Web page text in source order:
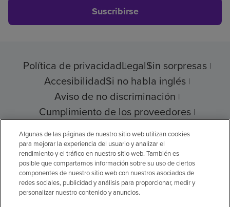
Suscribirse
Política de privacidadLegalSin sorpresas
AccesibilidadSi no habla inglés
Aviso de no discriminación
Cumplimiento de los proveedores
© 2026 Encompass Health Corporation
Preferencias de cookies
Algunas de las páginas de nuestro sitio web utilizan cookies
para mejorar la experiencia del usuario y analizar el
rendimiento y el tráfico en nuestro sitio web. También es
posible que compartamos información sobre su uso de ciertos
componentes de nuestro sitio web con nuestros asociados de
redes sociales, publicidad y análisis para proporcionar, medir y
personalizar nuestro contenido y anuncios.